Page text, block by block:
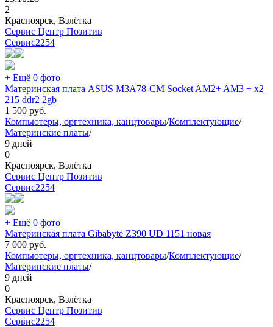
2
Красноярск, Взлётка
Сервис Центр Позитив
Сервис2254
+ Ещё 0 фото
Материнская плата ASUS M3A78-CM Socket AM2+ AM3 + x2
215 ddr2 2gb
1 500 руб.
Компьютеры, оргтехника, канцтовары/Комплектующие/
Материнские платы/
9 дней
0
Красноярск, Взлётка
Сервис Центр Позитив
Сервис2254
+ Ещё 0 фото
Материнская плата Gibabyte Z390 UD 1151 новая
7 000 руб.
Компьютеры, оргтехника, канцтовары/Комплектующие/
Материнские платы/
9 дней
0
Красноярск, Взлётка
Сервис Центр Позитив
Сервис2254